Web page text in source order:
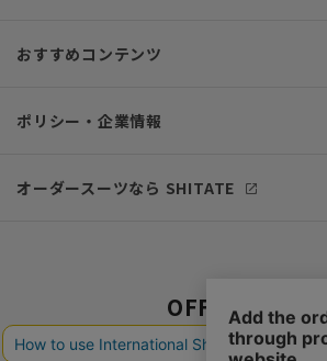
おすすめコンテンツ
ポリシー・企業情報
オーダースーツなら SHITATE
OFFICIAL SNS